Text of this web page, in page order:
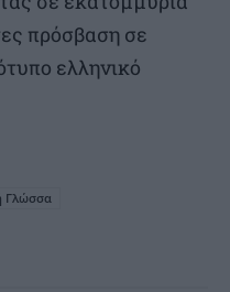
πρόσβαση σε
ελληνικό
Γλώσσα